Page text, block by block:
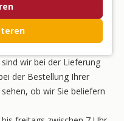
wir bei der Lieferung
der Bestellung Ihrer
ob wir Sie beliefern